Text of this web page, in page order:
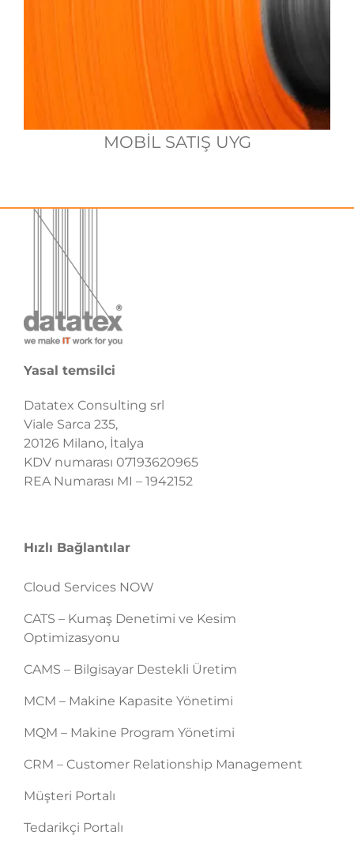
MOBİL SATIŞ UYG
Yasal temsilci
Datatex Consulting srl
Viale Sarca 235,
20126 Milano, İtalya
KDV numarası 07193620965
REA Numarası MI – 1942152
Hızlı Bağlantılar
Cloud Services NOW
CATS – Kumaş Denetimi ve Kesim
Optimizasyonu
CAMS – Bilgisayar Destekli Üretim
MCM – Makine Kapasite Yönetimi
MQM – Makine Program Yönetimi
CRM – Customer Relationship Management
Müşteri Portalı
Tedarikçi Portalı